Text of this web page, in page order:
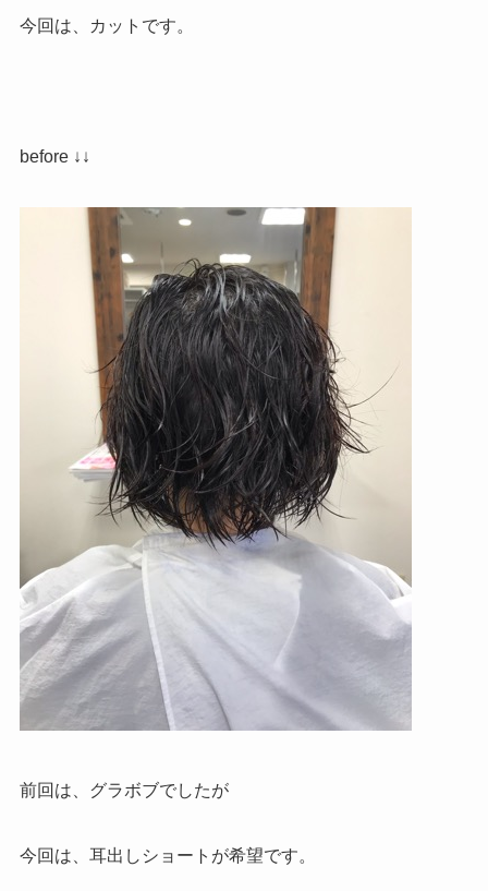
今回は、カットです。
before ↓↓
前回は、グラボブでしたが
今回は、耳出しショートが希望です。